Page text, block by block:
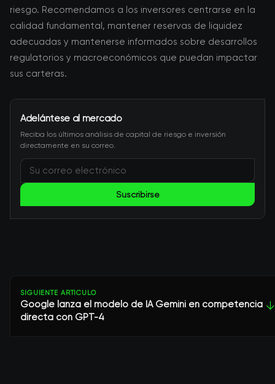
riesgo. Recomendamos a los inversores centrarse en la
calidad fundamental, mantener reservas de liquidez
adecuadas y mantenerse informados sobre desarrollos
regulatorios y macroeconómicos que puedan impactar
sus carteras.
Adelántese al mercado
Reciba los últimos análisis de capital de riesgo e inversión
directamente en su correo.
Suscribirse
SIGUIENTE ARTÍCULO
Google lanza el modelo de IA Gemini en competencia
directa con GPT-4
↓